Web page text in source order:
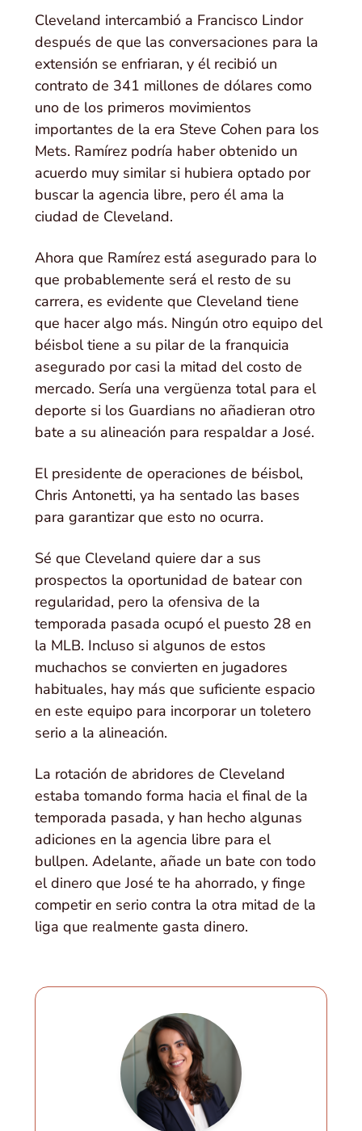
Cleveland intercambió a Francisco Lindor
después de que las conversaciones para la
extensión se enfriaran, y él recibió un
contrato de 341 millones de dólares como
uno de los primeros movimientos
importantes de la era Steve Cohen para los
Mets. Ramírez podría haber obtenido un
acuerdo muy similar si hubiera optado por
buscar la agencia libre, pero él ama la
ciudad de Cleveland.
Ahora que Ramírez está asegurado para lo
que probablemente será el resto de su
carrera, es evidente que Cleveland tiene
que hacer algo más. Ningún otro equipo del
béisbol tiene a su pilar de la franquicia
asegurado por casi la mitad del costo de
mercado. Sería una vergüenza total para el
deporte si los Guardians no añadieran otro
bate a su alineación para respaldar a José.
El presidente de operaciones de béisbol,
Chris Antonetti, ya ha sentado las bases
para garantizar que esto no ocurra.
Sé que Cleveland quiere dar a sus
prospectos la oportunidad de batear con
regularidad, pero la ofensiva de la
temporada pasada ocupó el puesto 28 en
la MLB. Incluso si algunos de estos
muchachos se convierten en jugadores
habituales, hay más que suficiente espacio
en este equipo para incorporar un toletero
serio a la alineación.
La rotación de abridores de Cleveland
estaba tomando forma hacia el final de la
temporada pasada, y han hecho algunas
adiciones en la agencia libre para el
bullpen. Adelante, añade un bate con todo
el dinero que José te ha ahorrado, y finge
competir en serio contra la otra mitad de la
liga que realmente gasta dinero.